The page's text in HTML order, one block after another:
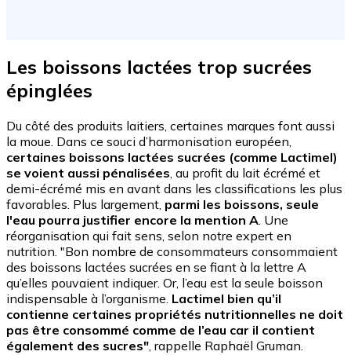
Les boissons lactées trop sucrées
épinglées
Du côté des produits laitiers, certaines marques font aussi
la moue. Dans ce souci d’harmonisation européen,
certaines boissons lactées sucrées (comme Lactimel)
se voient aussi pénalisées, au profit du lait écrémé et
demi-écrémé mis en avant dans les classifications les plus
favorables. Plus largement, parmi les boissons, seule
l'eau pourra justifier encore la mention A. Une
réorganisation qui fait sens, selon notre expert en
nutrition. "Bon nombre de consommateurs consommaient
des boissons lactées sucrées en se fiant à la lettre A
qu’elles pouvaient indiquer. Or, l’eau est la seule boisson
indispensable à l’organisme. Lactimel bien qu’il
contienne certaines propriétés nutritionnelles ne doit
pas être consommé comme de l’eau car il contient
également des sucres", rappelle Raphaël Gruman.